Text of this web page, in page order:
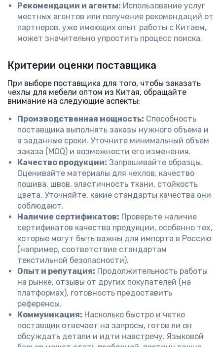
Рекомендации и агенты: Использование услуг
местных агентов или получение рекомендаций от
партнеров, уже имеющих опыт работы с Китаем,
может значительно упростить процесс поиска.
Критерии оценки поставщика
При выборе поставщика для того, чтобы заказать
чехлы для мебели оптом из Китая, обращайте
внимание на следующие аспекты:
Производственная мощность: Способность
поставщика выполнять заказы нужного объема и
в заданные сроки. Уточните минимальный объем
заказа (MOQ) и возможности его изменения.
Качество продукции: Запрашивайте образцы.
Оценивайте материалы для чехлов, качество
пошива, швов, эластичность ткани, стойкость
цвета. Уточняйте, какие стандарты качества они
соблюдают.
Наличие сертификатов: Проверьте наличие
сертификатов качества продукции, особенно тех,
которые могут быть важны для импорта в Россию
(например, соответствие стандартам
текстильной безопасности).
Опыт и репутация: Продолжительность работы
на рынке, отзывы от других покупателей (на
платформах), готовность предоставить
референсы.
Коммуникация: Насколько быстро и четко
поставщик отвечает на запросы, готов ли он
обсуждать детали и идти навстречу. Языковой